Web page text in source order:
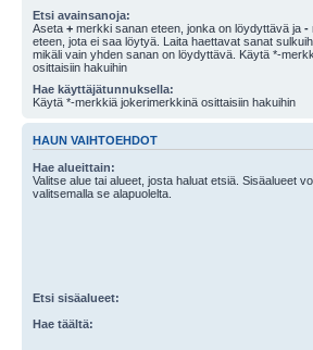
Etsi avainsanoja:
Aseta + merkki sanan eteen, jonka on löydyttävä ja -
eteen, jota ei saa löytyä. Laita haettavat sanat
mikäli vain yhden sanan on löydyttävä. Käytä *-
osittaisiin hakuihin
Hae käyttäjätunnuksella:
Käytä *-merkkiä jokerimerkkinä osittaisiin hakuihin
HAUN VAIHTOEHDOT
Hae alueittain:
Valitse alue tai alueet, josta haluat etsiä. Sisäalueet
valitsemalla se alapuolelta.
Etsi sisäalueet:
Hae täältä: